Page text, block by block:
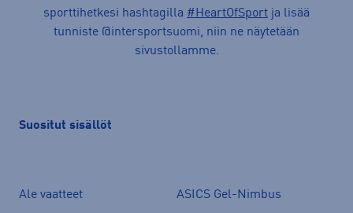
sporttihetkesi hashtagilla #HeartOfSport ja lisää
tunniste @intersportsuomi, niin ne näytetään
sivustollamme.
Suositut sisällöt
Ale vaatteet
ASICS Gel-Nimbus